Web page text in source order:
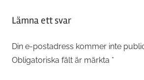
Lämna ett svar
Din e-postadress kommer inte
Obligatoriska fält är märkta *